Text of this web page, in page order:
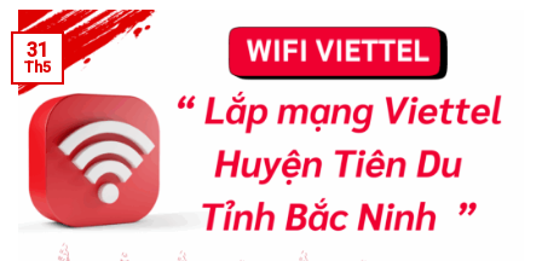
31
Th5